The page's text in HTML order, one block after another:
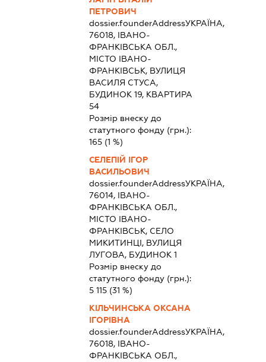
ПЕТРОВИЧ
dossier.founderAddressУКРАЇНА,
76018, ІВАНО-
ФРАНКІВСЬКА ОБЛ.,
МІСТО ІВАНО-
ФРАНКІВСЬК, ВУЛИЦЯ
ВАСИЛЯ СТУСА,
БУДИНОК 19, КВАРТИРА
54
Розмір внеску до
статутного фонду (грн.):
165(1 %)
СЕЛЕПІЙ ІГОР
ВАСИЛЬОВИЧ
dossier.founderAddressУКРАЇНА,
76014, ІВАНО-
ФРАНКІВСЬКА ОБЛ.,
МІСТО ІВАНО-
ФРАНКІВСЬК, СЕЛО
МИКИТИНЦІ, ВУЛИЦЯ
ЛУГОВА, БУДИНОК 1
Розмір внеску до
статутного фонду (грн.):
5 115(31 %)
КІЛЬЧИНСЬКА ОКСАНА
ІГОРІВНА
dossier.founderAddressУКРАЇНА,
76018, ІВАНО-
ФРАНКІВСЬКА ОБЛ.,